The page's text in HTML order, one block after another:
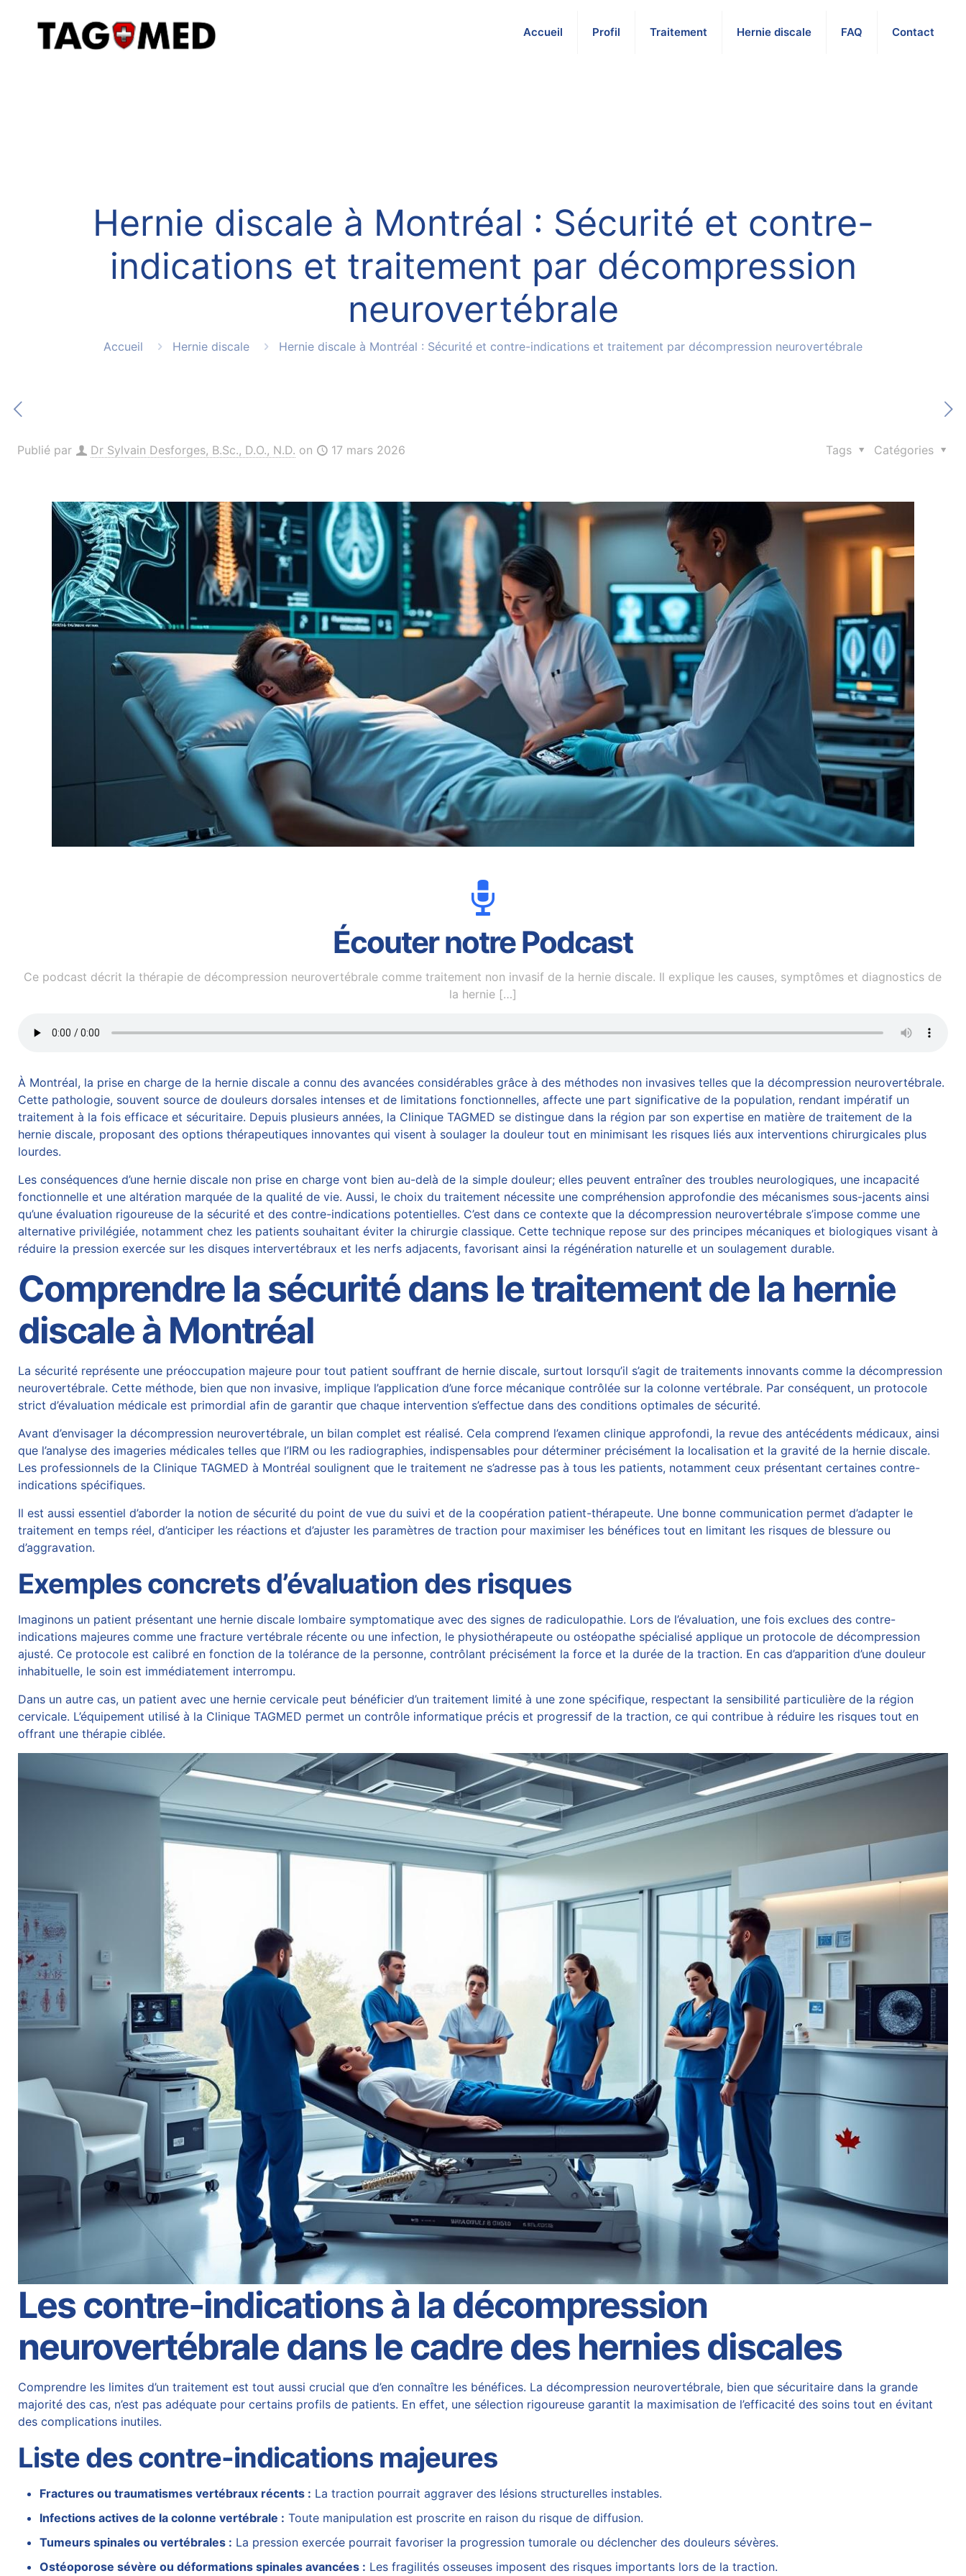
Accueil Profil Traitement Hernie discale FAQ Contact
Hernie discale à Montréal : Sécurité et contre-
indications et traitement par décompression
neurovertébrale
Accueil Hernie discale Hernie discale à Montréal : Sécurité et contre-indications et traitement par décompression neurovertébrale
Publié par Dr Sylvain Desforges, B.Sc., D.O., N.D. on 17 mars 2026 Catégories
Tags
Écouter notre Podcast
Ce podcast décrit la thérapie de décompression neurovertébrale comme traitement non invasif de la hernie discale. Il explique les causes, symptômes et diagnostics de
la hernie[…]
À Montréal, la prise en charge de la hernie discale a connu des avancées considérables grâce à des méthodes non invasives telles que la décompression neurovertébrale.
Cette pathologie, souvent source de douleurs dorsales intenses et de limitations fonctionnelles, affecte une part significative de la population, rendant impératif un
traitement à la fois efficace et sécuritaire. Depuis plusieurs années, la Clinique TAGMED se distingue dans la région par son expertise en matière de traitement de la
hernie discale, proposant des options thérapeutiques innovantes qui visent à soulager la douleur tout en minimisant les risques liés aux interventions chirurgicales plus
lourdes.
Les conséquences d’une hernie discale non prise en charge vont bien au-delà de la simple douleur; elles peuvent entraîner des troubles neurologiques, une incapacité
fonctionnelle et une altération marquée de la qualité de vie. Aussi, le choix du traitement nécessite une compréhension approfondie des mécanismes sous-jacents ainsi
qu’une évaluation rigoureuse de la sécurité et des contre-indications potentielles. C’est dans ce contexte que ladécompression neurovertébrale s’impose comme une
alternative privilégiée, notamment chez les patients souhaitant éviter la chirurgie classique. Cette technique repose sur des principes mécaniques et biologiques visant à
réduire la pression exercée sur les disques intervertébraux et les nerfs adjacents, favorisant ainsi la régénération naturelle et un soulagement durable.
Comprendre la sécurité dans le traitement de la hernie
discale à Montréal
La sécurité représente une préoccupation majeure pour tout patient souffrant de hernie discale, surtout lorsqu’il s’agit de traitements innovants comme la décompression
neurovertébrale. Cette méthode, bien que non invasive, implique l’application d’une force mécanique contrôlée sur la colonne vertébrale. Par conséquent, un protocole
strict d’évaluation médicale est primordial afin de garantir que chaque intervention s’effectue dans des conditions optimales de sécurité.
Avant d’envisager ladécompression neurovertébrale, un bilan complet est réalisé. Cela comprend l’examen clinique approfondi, la revue des antécédents médicaux, ainsi
que l’analyse des imageries médicales telles que l’IRM ou les radiographies, indispensables pour déterminer précisément la localisation et la gravité de la hernie discale.
Les professionnels de la Clinique TAGMED à Montréal soulignent que le traitement ne s’adresse pas à tous les patients, notamment ceux présentant certaines contre-
indications spécifiques.
Il est aussi essentiel d’aborder la notion de sécurité du point de vue du suivi et de la coopération patient-thérapeute. Une bonne communication permet d’adapter le
traitement en temps réel, d’anticiper les réactions et d’ajuster les paramètres de traction pour maximiser les bénéfices tout en limitant les risques de blessure ou
d’aggravation.
Exemples concrets d’évaluation des risques
Imaginons un patient présentant une hernie discale lombaire symptomatique avec des signes de radiculopathie. Lors de l’évaluation, une fois exclues des contre-
indications majeures comme une fracture vertébrale récente ou une infection, le physiothérapeute ouostéopathe spécialisé applique un protocole de décompression
ajusté. Ce protocole est calibré en fonction de la tolérance de la personne, contrôlant précisément la force et la durée de la traction. En cas d’apparition d’une douleur
inhabituelle, le soin est immédiatement interrompu.
Dans un autre cas, un patient avec une hernie cervicale peut bénéficier d’un traitement limité à une zone spécifique, respectant la sensibilité particulière de la région
cervicale. L’équipement utilisé à la Clinique TAGMED permet un contrôle informatique précis et progressif de la traction, ce qui contribue à réduire les risques tout en
offrant une thérapie ciblée.
Les contre-indications à la décompression
neurovertébrale dans le cadre des hernies discales
Comprendre les limites d’un traitement est tout aussi crucial que d’en connaître les bénéfices. Ladécompression neurovertébrale, bien que sécuritaire dans la grande
majorité des cas, n’est pas adéquate pour certains profils de patients. En effet, une sélection rigoureuse garantit la maximisation de l’efficacité des soins tout en évitant
des complications inutiles.
Liste des contre-indications majeures
Fractures ou traumatismes vertébraux récents : La traction pourrait aggraver des lésions structurelles instables.
Infections actives de la colonne vertébrale : Toute manipulation est proscrite en raison du risque de diffusion.
Tumeurs spinales ou vertébrales : La pression exercée pourrait favoriser la progression tumorale ou déclencher des douleurs sévères.
Ostéoporose sévère ou déformations spinales avancées : Les fragilités osseuses imposent des risques importants lors de la traction.